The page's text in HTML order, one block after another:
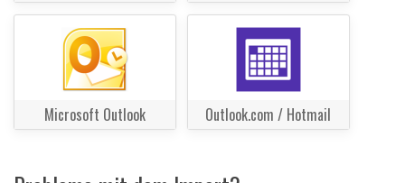
Microsoft Outlook Outlook.com / Hotmail